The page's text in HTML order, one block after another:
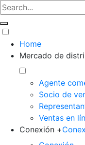
Home
Mercado de
Agente
Socio de
Ventas en
Conexión +